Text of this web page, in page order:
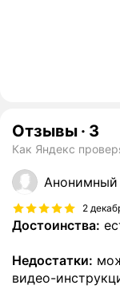
Отзывы · 3
Как Яндекс
Анонимный
2
Достоинства:
Недостатки:
видео-